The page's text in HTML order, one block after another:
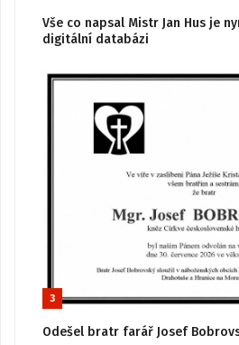
Vše co napsal Mistr Jan Hus je
digitální databázi
3
Odešel bratr farář Josef